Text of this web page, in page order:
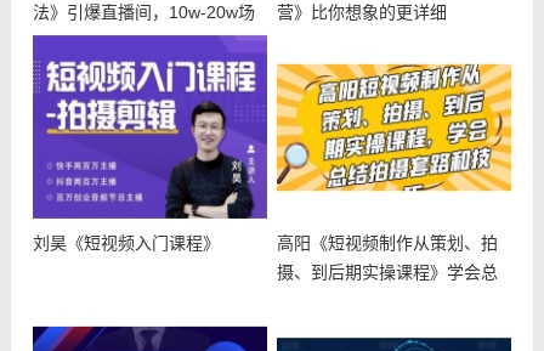
法》引爆直播间，10w-20w场
观
营》比你想象的更详细
刘昊《短视频入门课程》
高阳《短视频制作从策划、拍
摄、到后期实操课程》学会总